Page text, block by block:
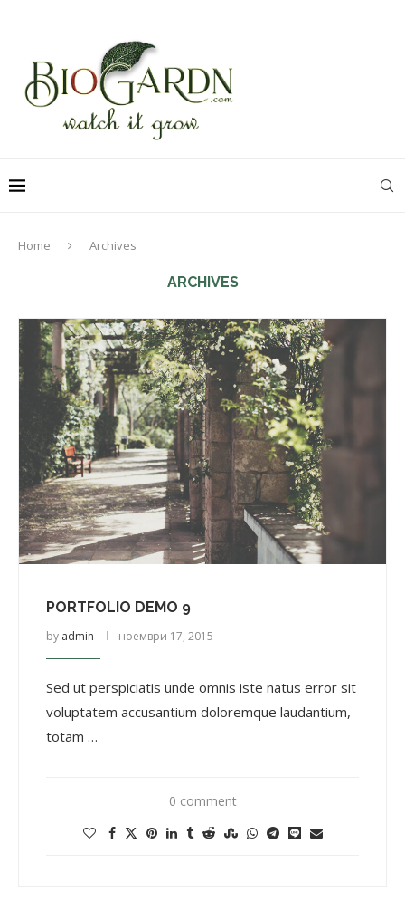
Home Archives
ARCHIVES
PORTFOLIO DEMO 9
by admin ноември 17, 2015
Sed ut perspiciatis unde omnis iste natus error sit
voluptatem accusantium doloremque laudantium,
totam …
0 comment